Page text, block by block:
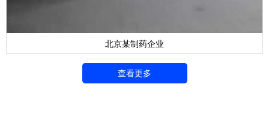
北京某制药企业
查看更多